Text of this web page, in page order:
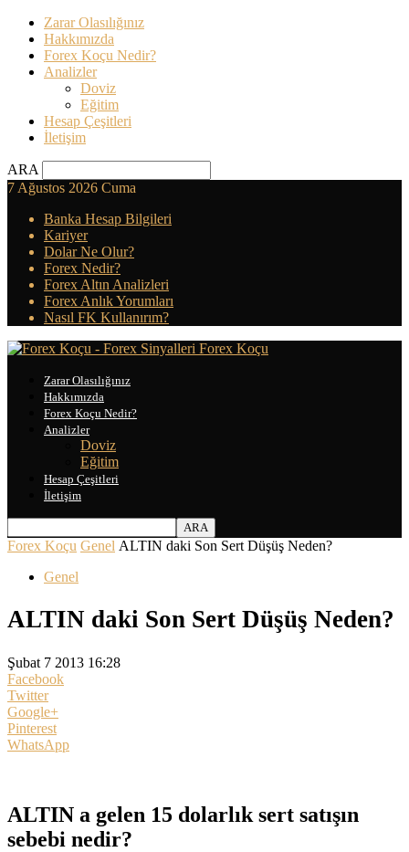
Zarar Olasılığınız
Hakkımızda
Forex Koçu Nedir?
Analizler
Doviz
Eğitim
Hesap Çeşitleri
İletişim
ARA
7 Ağustos 2026 Cuma
Banka Hesap Bilgileri
Kariyer
Dolar Ne Olur?
Forex Nedir?
Forex Altın Analizleri
Forex Anlık Yorumları
Nasıl FK Kullanırım?
Forex Koçu
Zarar Olasılığınız
Hakkımızda
Forex Koçu Nedir?
Analizler
Doviz
Eğitim
Hesap Çeşitleri
İletişim
Forex Koçu Genel ALTIN daki Son Sert Düşüş Neden?
Genel
ALTIN daki Son Sert Düşüş Neden?
Şubat 7 2013 16:28
Facebook
Twitter
Google+
Pinterest
WhatsApp
ALTIN a gelen 15 dolarlık sert satışın
sebebi nedir?